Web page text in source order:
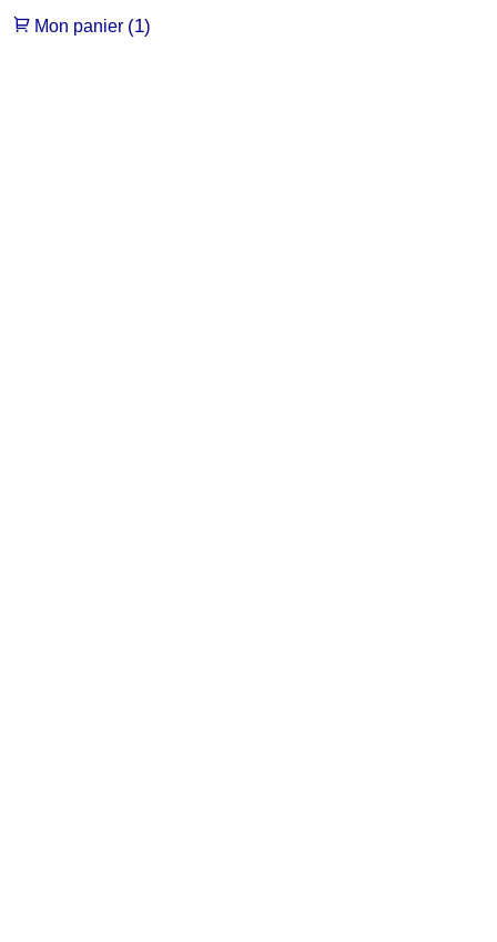
Mon panier (1)